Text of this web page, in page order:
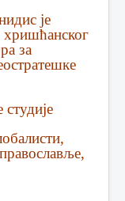
je
хришћанског
за